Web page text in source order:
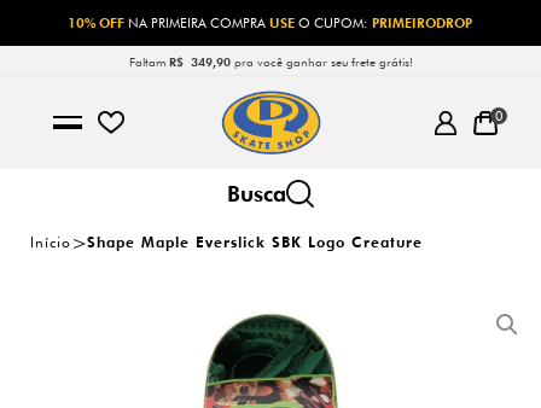
10% OFF NA PRIMEIRA COMPRAUSEO CUPOM:PRIMEIRODROP
Faltam R$ 349,90pra você ganhar seu frete grátis!
0
Início Shape Maple Everslick SBK Logo Creature